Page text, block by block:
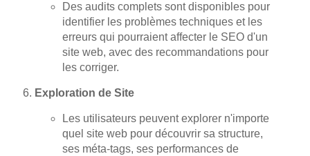
Des audits complets sont disponibles pour
identifier les problèmes techniques et les
erreurs qui pourraient affecter le SEO d'un
site web, avec des recommandations pour
les corriger.
Exploration de Site
Les utilisateurs peuvent explorer n'importe
quel site web pour découvrir sa structure,
ses méta-tags, ses performances de